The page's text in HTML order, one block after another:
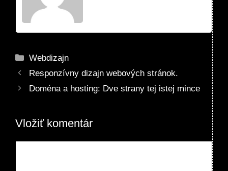
Kategórie
Webdizajn
Responzívny dizajn webových stránok.
Doména a hosting: Dve strany tej istej mince
Vložiť komentár